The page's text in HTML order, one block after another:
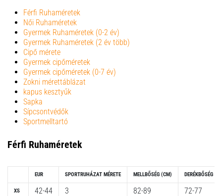
futball
táskánkba?
következő
dolgok
nem
hiányozhatnak
táskádból!​​​​​​​
•
Training
Férfi Ruhaméretek
Női Ruhaméretek
Gyermek Ruhaméretek (0-2 év)
Gyermek Ruhaméretek (2 év több)
Cipő mérete
Gyermek cipőméretek
Gyermek cipőméretek (0-7 év)
Zokni mérettáblázat
kapus kesztyűk
Sapka
Sípcsontvédők
Sportmelltartó
Férfi Ruhaméretek
XS
EUR
42-44
SPORTRUHÁZAT MÉRETE
3
MELLBŐSÉG (CM)
82-89
DERÉKBŐSÉG
72-77